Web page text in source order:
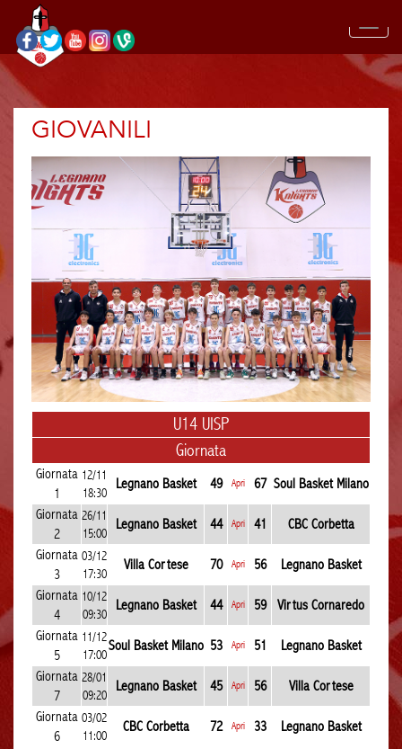
GIOVANILI
U14 UISP
Giornata
Giornata
1
12/11
18:30
Legnano Basket 49 Apri 67 Soul Basket Milano
Giornata
2
26/11
15:00
Legnano Basket 44 Apri 41
CBC Corbetta
Giornata
3
03/12
17:30
Villa Cortese 70 Apri 56
Legnano Basket
Giornata
4
10/12
09:30
Legnano Basket 44 Apri 59
Virtus Cornaredo
Giornata
5
11/12
17:00
Soul Basket Milano 53 Apri 51
Legnano Basket
Giornata
7
28/01
09:20
Legnano Basket 45 Apri 56
Villa Cortese
Giornata
6
03/02
11:00
CBC Corbetta 72 Apri 33 Legnano Basket